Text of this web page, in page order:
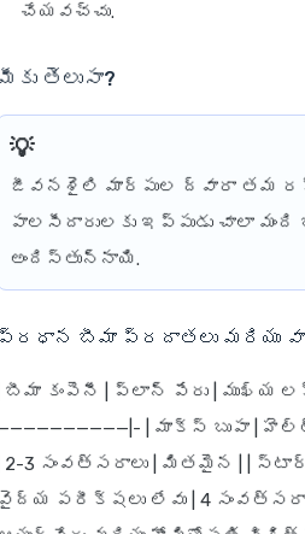
చేయవచ్చు.
తెలుసా?
జీవనశైలి మార్పుల ద్వారా తమ
పాలసీదారులకు ఇప్పుడు చాలా
అందిస్తున్నాయి.
ప్రధాన బీమా ప్రదాతలు మరియు
| బీమా కంపెనీ | ప్లాన్ పేరు | ముఖ్య
| మాక్స్ బుపా |
| 2-3 సంవత్సరాలు | మితమైన | |
వైద్య పరీక్షలు లేవు | 4